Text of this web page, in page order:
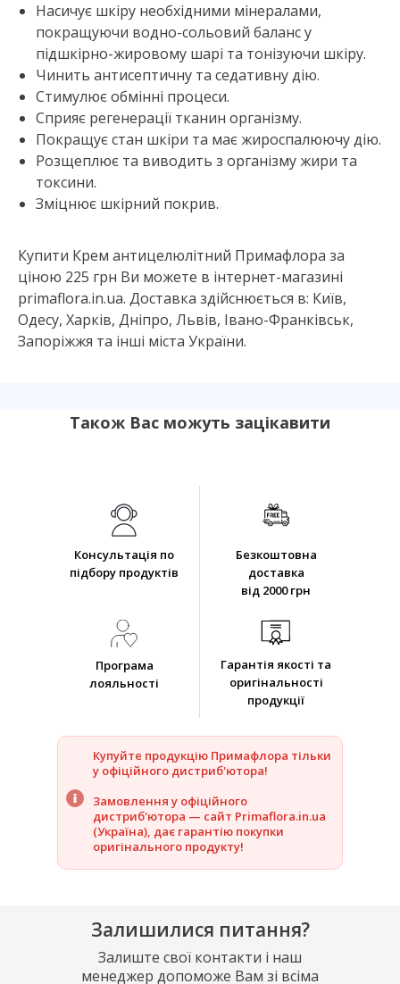
Насичує шкіру необхідними мінералами,
покращуючи водно-сольовий баланс у
підшкірно-жировому шарі та тонізуючи шкіру.
Чинить антисептичну та седативну дію.
Стимулює обмінні процеси.
Сприяє регенерації тканин організму.
Покращує стан шкіри та має жироспалюючу дію.
Розщеплює та виводить з організму жири та
токсини.
Зміцнює шкірний покрив.
Купити Крем антицелюлітний Примафлора за
ціною 225 грн Ви можете в інтернет-магазині
primaflora.in.ua. Доставка здійснюється в: Київ,
Одесу, Харків, Дніпро, Львів, Івано-Франківськ,
Запоріжжя та інші міста України.
Також Вас можуть зацікавити
Консультація по
підбору продуктів
Безкоштовна
доставка
від 2000 грн
Програма
лояльності
Гарантія якості та
оригінальності
продукції
Купуйте продукцію Примафлора тільки
у офіційного дистриб'ютора!
Замовлення у офіційного
дистриб'ютора — сайт Primaflora.in.ua
(Україна), дає гарантію покупки
оригінального продукту!
Залишилися питання?
Залиште свої контакти і наш
менеджер допоможе Вам зі всіма